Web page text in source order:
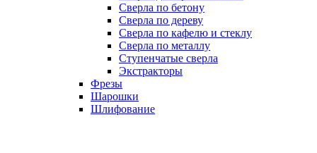
Сверла по бетону
Сверла по дереву
Сверла по кафелю и стеклу
Сверла по металлу
Ступенчатые сверла
Экстракторы
Фрезы
Шарошки
Шлифование